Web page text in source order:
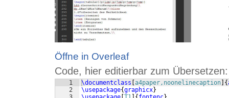
Öffne in Overleaf
Code, hier editierbar zum Übersetzen:
1
2
\documentclass a4paper,noonelinecaption {
\usepackage{graphicx}